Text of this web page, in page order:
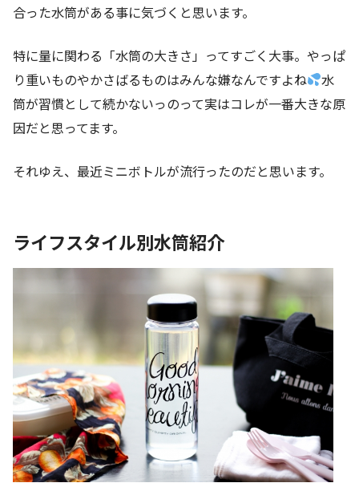
合った水筒がある事に気づくと思います。
特に量に関わる「水筒の大きさ」ってすごく大事。やっぱ
り重いものやかさばるものはみんな嫌なんですよね
水
筒が習慣として続かないっのって実はコレが一番大きな原
因だと思ってます。
それゆえ、最近ミニボトルが流行ったのだと思います。
ライフスタイル別水筒紹介